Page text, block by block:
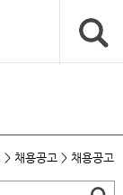
> 채용공고 > 채용공고